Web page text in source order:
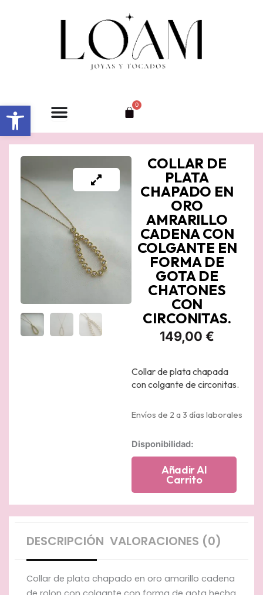
Abrir barra de herramientas 0
Carrito
COLLAR DE
PLATA
CHAPADO EN
ORO
AMRARILLO
CADENA CON
COLGANTE EN
FORMA DE
GOTA DE
CHATONES
CON
CIRCONITAS.
149,00 €
Collar de plata chapada
con colgante de circonitas.
Envíos de 2 a 3 días laborales
Disponibilidad:
Collar
en
con
colgante
de
Añadir Al
Carrito
DESCRIPCIÓN VALORACIONES (0)
Collar de plata chapado en oro amarillo cadena